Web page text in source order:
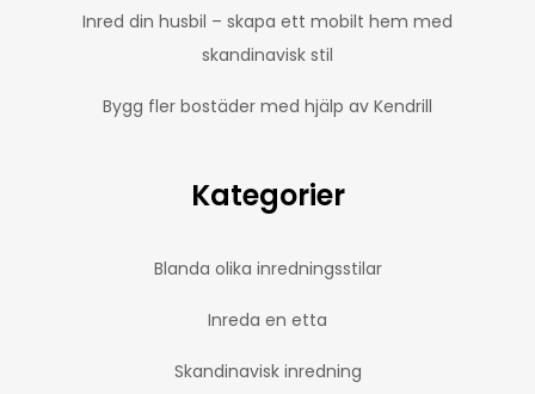
Inred din husbil – skapa ett mobilt hem med
skandinavisk stil
Bygg fler bostäder med hjälp av Kendrill
Kategorier
Blanda olika inredningsstilar
Inreda en etta
Skandinavisk inredning